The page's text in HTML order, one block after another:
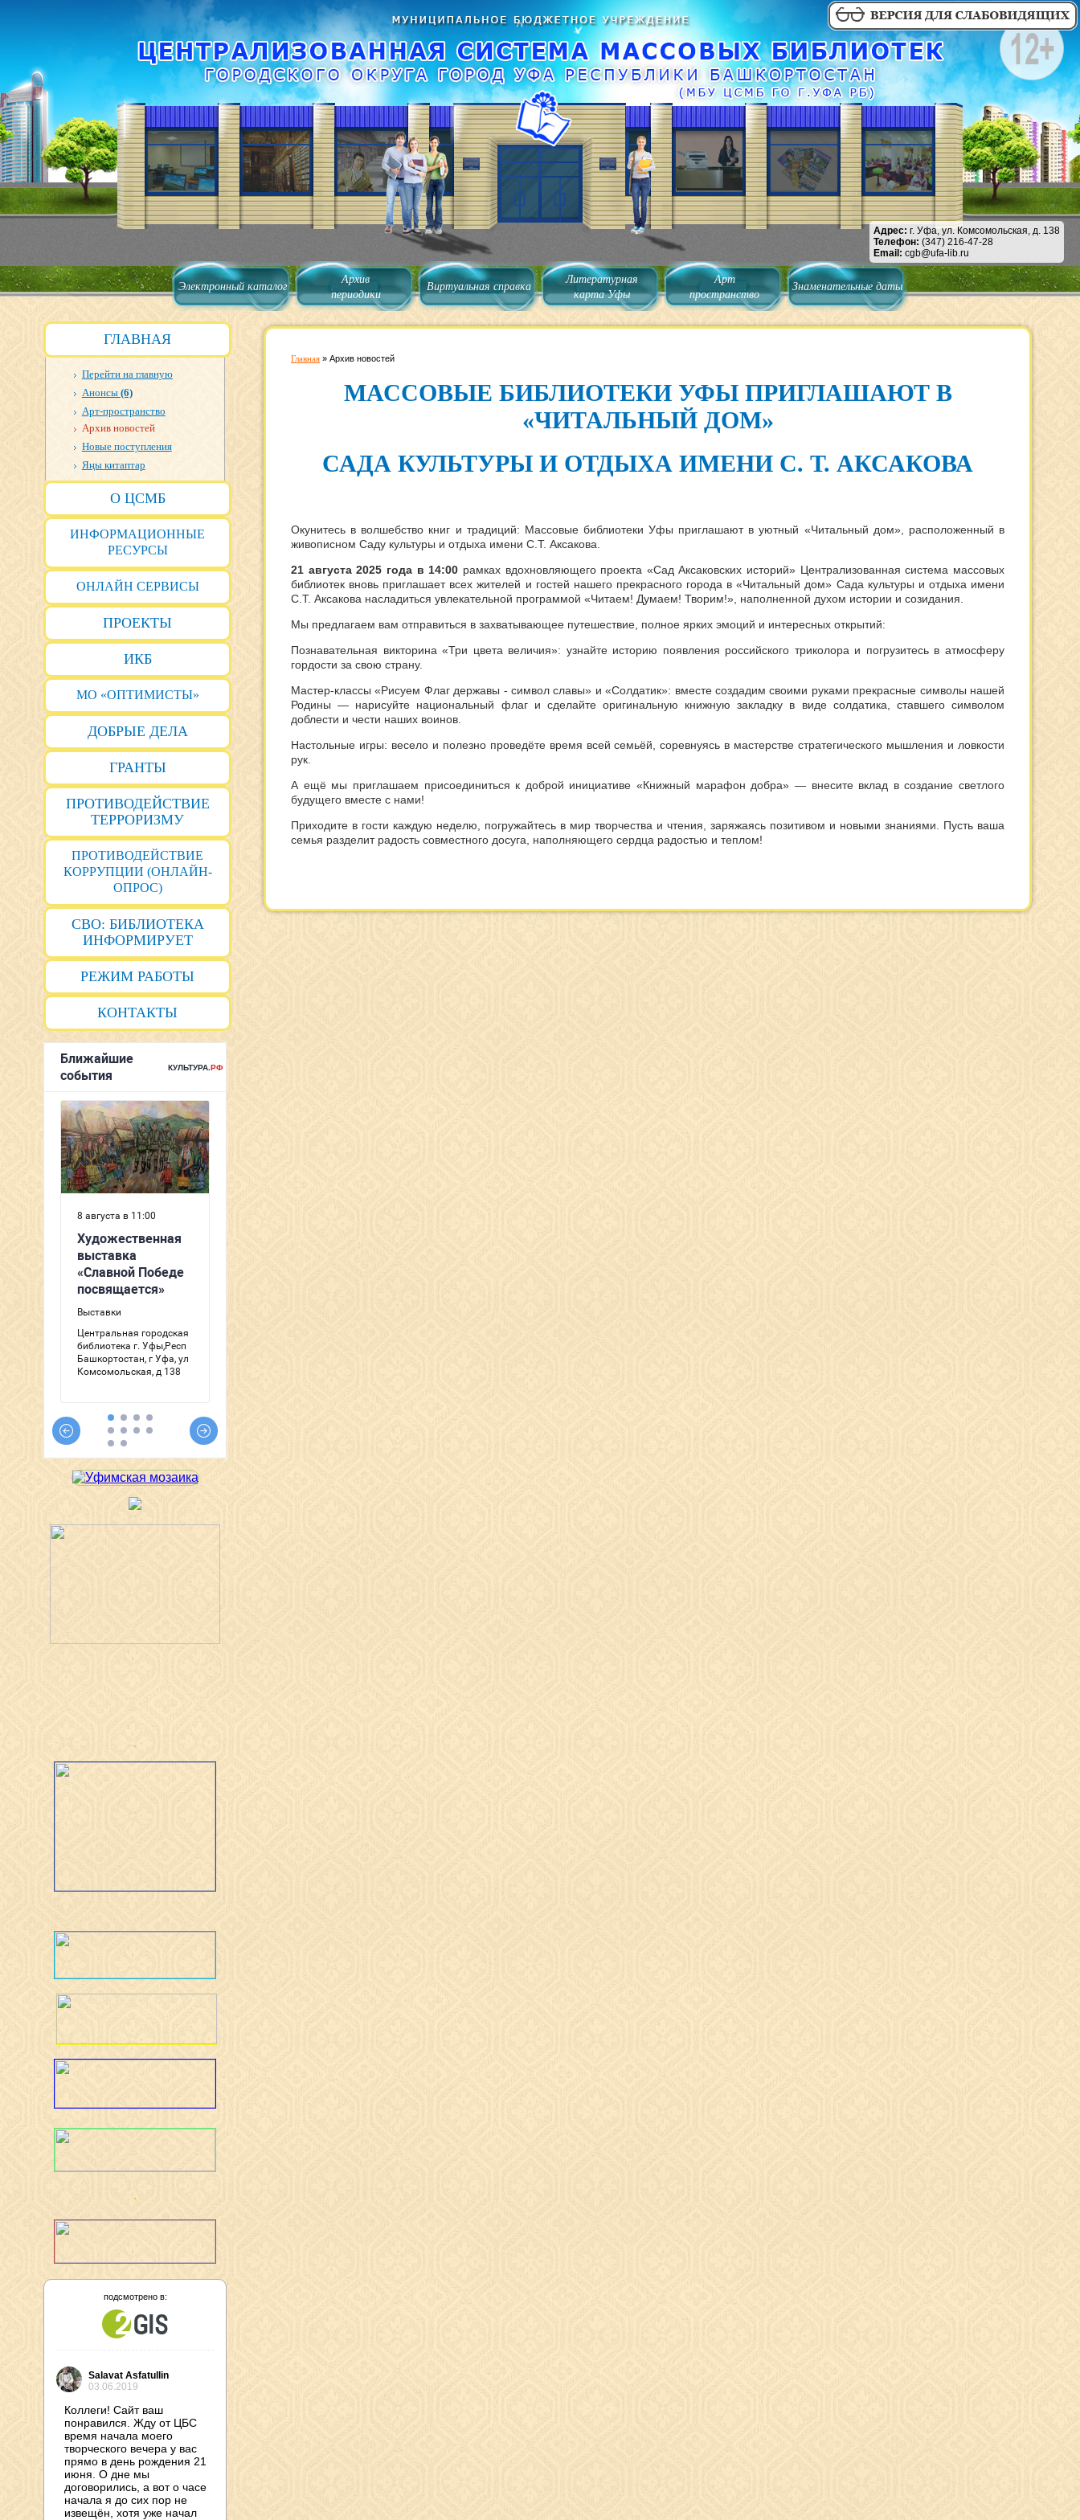
Электронный каталог
Архив
периодики
Виртуальная справка
Литературная
карта Уфы
Арт
пространство
Знаменательные даты
ГЛАВНАЯ
Перейти на главную
Анонсы (6)
Арт-пространство
Архив новостей
Новые поступления
Яңы китаптар
О ЦСМБ
ИНФОРМАЦИОННЫЕ
РЕСУРСЫ
ОНЛАЙН СЕРВИСЫ
ПРОЕКТЫ
ИКБ
МО «ОПТИМИСТЫ»
ДОБРЫЕ ДЕЛА
ГРАНТЫ
ПРОТИВОДЕЙСТВИЕ
ТЕРРОРИЗМУ
ПРОТИВОДЕЙСТВИЕ
КОРРУПЦИИ (ОНЛАЙН-
ОПРОС)
СВО: БИБЛИОТЕКА
ИНФОРМИРУЕТ
РЕЖИМ РАБОТЫ
КОНТАКТЫ
подсмотрено в:
Salavat Asfatullin
03.06.2019
Коллеги! Сайт ваш
понравился. Жду от ЦБС
время начала моего
творческого вечера у вас
прямо в день рождения 21
июня. О дне мы
договорились, а вот о часе
начала я до сих пор не
извещён, хотя уже начал
Главная » Архив новостей
МАССОВЫЕ БИБЛИОТЕКИ УФЫ ПРИГЛАШАЮТ В
«ЧИТАЛЬНЫЙ ДОМ»
САДА КУЛЬТУРЫ И ОТДЫХА ИМЕНИ С. Т. АКСАКОВА
Окунитесь в волшебство книг и традиций: Массовые библиотеки Уфы приглашают в уютный «Читальный дом», расположенный в
живописном Саду культуры и отдыха имени С.Т. Аксакова.
21 августа 2025 года в 14:00 рамках вдохновляющего проекта «Сад Аксаковских историй» Централизованная система массовых
библиотек вновь приглашает всех жителей и гостей нашего прекрасного города в «Читальный дом» Сада культуры и отдыха имени
С.Т. Аксакова насладиться увлекательной программой «Читаем! Думаем! Творим!», наполненной духом истории и созидания.
Мы предлагаем вам отправиться в захватывающее путешествие, полное ярких эмоций и интересных открытий:
Познавательная викторина «Три цвета величия»: узнайте историю появления российского триколора и погрузитесь в атмосферу
гордости за свою страну.
Мастер-классы «Рисуем Флаг державы - символ славы» и «Солдатик»: вместе создадим своими руками прекрасные символы нашей
Родины — нарисуйте национальный флаг и сделайте оригинальную книжную закладку в виде солдатика, ставшего символом
доблести и чести наших воинов.
Настольные игры: весело и полезно проведёте время всей семьёй, соревнуясь в мастерстве стратегического мышления и ловкости
рук.
А ещё мы приглашаем присоединиться к доброй инициативе «Книжный марафон добра» — внесите вклад в создание светлого
будущего вместе с нами!
Приходите в гости каждую неделю, погружайтесь в мир творчества и чтения, заряжаясь позитивом и новыми знаниями. Пусть ваша
семья разделит радость совместного досуга, наполняющего сердца радостью и теплом!
Адрес: г. Уфа, ул. Комсомольская, д. 138
Телефон: (347) 216-47-28
Email: cgb@ufa-lib.ru